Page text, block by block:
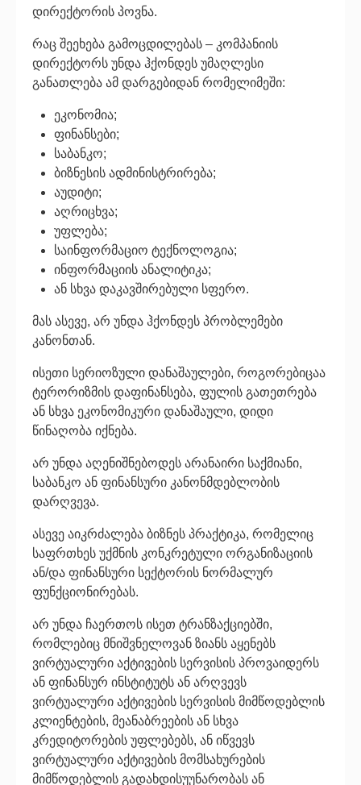
დირექტორის პოვნა.
რაც შეეხება გამოცდილებას – კომპანიის
დირექტორს უნდა ჰქონდეს უმაღლესი
განათლება ამ დარგებიდან რომელიმეში:
ეკონომია;
ფინანსები;
საბანკო;
ბიზნესის ადმინისტრირება;
აუდიტი;
აღრიცხვა;
უფლება;
საინფორმაციო ტექნოლოგია;
ინფორმაციის ანალიტიკა;
ან სხვა დაკავშირებული სფერო.
მას ასევე, არ უნდა ჰქონდეს პრობლემები
კანონთან.
ისეთი სერიოზული დანაშაულები, როგორებიცაა
ტერორიზმის დაფინანსება, ფულის გათეთრება
ან სხვა ეკონომიკური დანაშაული, დიდი
წინაღობა იქნება.
არ უნდა აღენიშნებოდეს არანაირი საქმიანი,
საბანკო ან ფინანსური კანონმდებლობის
დარღვევა.
ასევე აიკრძალება ბიზნეს პრაქტიკა, რომელიც
საფრთხეს უქმნის კონკრეტული ორგანიზაციის
ან/და ფინანსური სექტორის ნორმალურ
ფუნქციონირებას.
არ უნდა ჩაერთოს ისეთ ტრანზაქციებში,
რომლებიც მნიშვნელოვან ზიანს აყენებს
ვირტუალური აქტივების სერვისის პროვაიდერს
ან ფინანსურ ინსტიტუტს ან არღვევს
ვირტუალური აქტივების სერვისის მიმწოდებლის
კლიენტების, მეანაბრეების ან სხვა
კრედიტორების უფლებებს, ან იწვევს
ვირტუალური აქტივების მომსახურების
მიმწოდებლის გადახდისუუნარობას ან